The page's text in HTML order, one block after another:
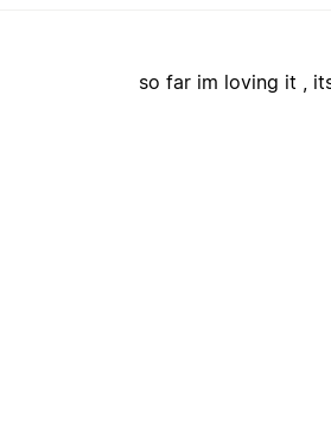
so far im loving it ,